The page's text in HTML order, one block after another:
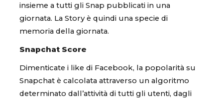
insieme a tutti gli Snap pubblicati in una
giornata. La Story è quindi una specie di
memoria della giornata.
Snapchat Score
Dimenticate i like di Facebook, la popolarità su
Snapchat è calcolata attraverso un algoritmo
determinato dall’attività di tutti gli utenti, dagli